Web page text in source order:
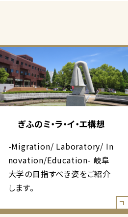
ぎふのミ・ラ・イ・エ構想
-Migration/ Laboratory/ In
novation/Education- 岐阜
大学の目指すべき姿をご紹介
します。